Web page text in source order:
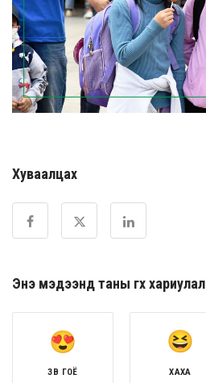
Хуваалцах
Энэ мэдээнд таны өгөх хариулал
ЗӨВ ГОЁ ХАХА